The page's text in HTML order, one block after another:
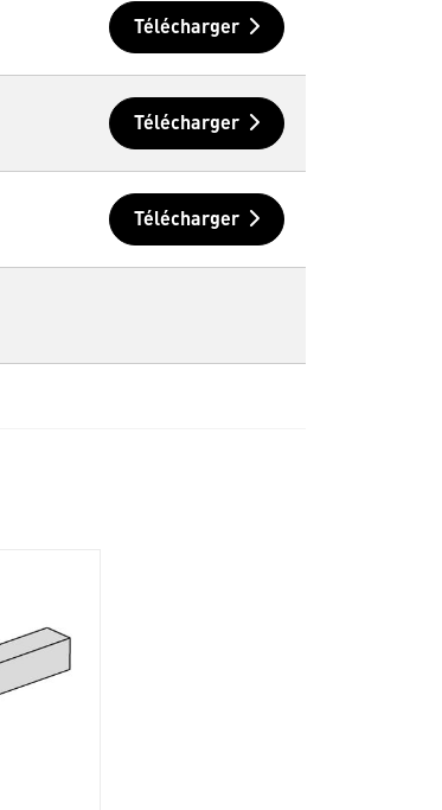
Télécharger
Télécharger
Télécharger